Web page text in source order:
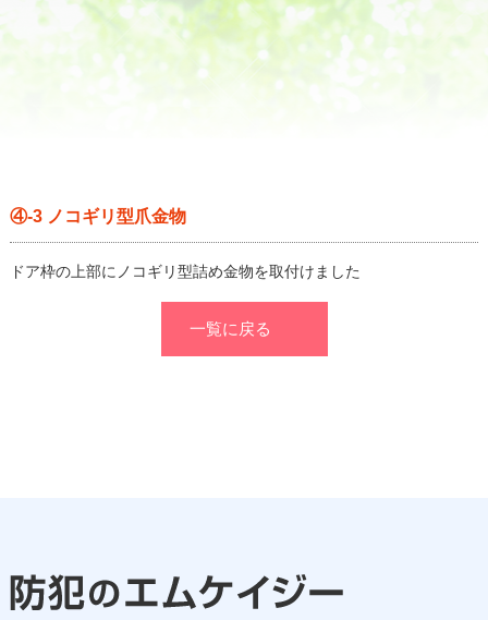
④-3 ノコギリ型爪金物
ドア枠の上部にノコギリ型詰め金物を取付けました
一覧に戻る